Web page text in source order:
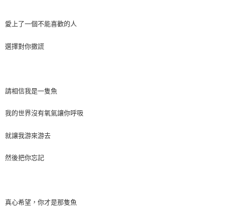
愛上了一個不能喜歡的人
選擇對你撒謊
請相信我是一隻魚
我的世界沒有氧氣讓你呼吸
就讓我游來游去
然後把你忘記
真心希望，你才是那隻魚